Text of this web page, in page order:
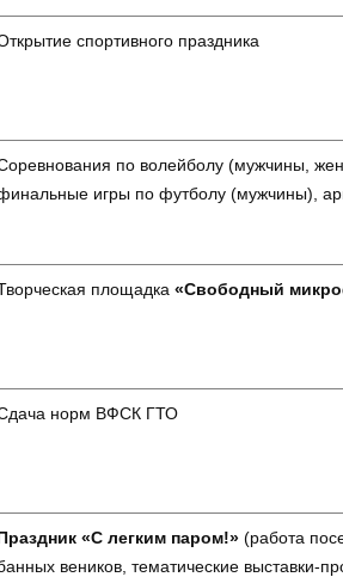
спортивного праздника
по волейболу (мужчины,
игры по футболу (мужчины),
площадка «Свободный
норм ВФСК ГТО
«С легким паром!» (работа
веников, тематические выставки-